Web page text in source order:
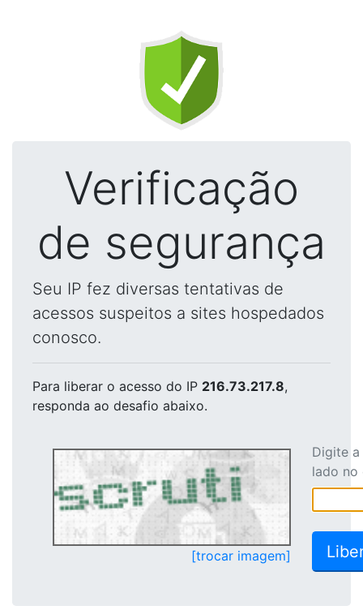
Verificação
de segurança
Seu IP fez diversas tentativas de
acessos suspeitos a sites hospedados
conosco.
Para liberar o acesso do IP 216.73.217.8,
responda ao desafio abaixo.
[trocar imagem]
Digite
lado no